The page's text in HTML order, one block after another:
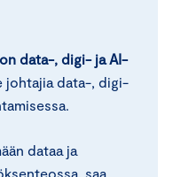
data-, digi- ja AI-
johtajia data-, digi-
dataa ja
saa